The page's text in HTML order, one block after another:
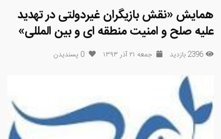
همایش «نقش بازیگران غیردولتی در تهدید
علیه صلح و امنیت منطقه ای و بین المللی»
2396 بازدید جمعه ۲۱ آذر ۱۳۹۳ 0 پسندیدن